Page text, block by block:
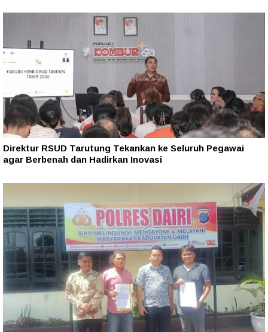
Direktur RSUD Tarutung Tekankan ke Seluruh Pegawai
agar Berbenah dan Hadirkan Inovasi